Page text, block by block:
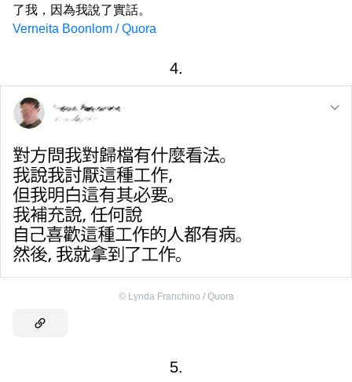
了我，因為我說了實話。
Verneita Boonlom / Quora
4.
© Lynda Franchino / Quora
5.